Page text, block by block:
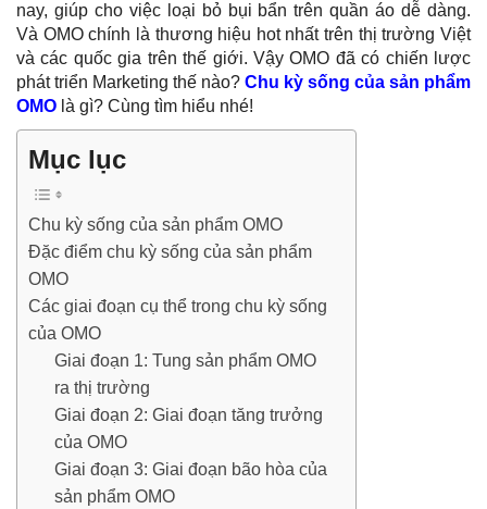
nay, giúp cho việc loại bỏ bụi bẩn trên quần áo dễ dàng.
Và OMO chính là thương hiệu hot nhất trên thị trường Việt
và các quốc gia trên thế giới. Vậy OMO đã có chiến lược
phát triển Marketing thế nào? Chu kỳ sống của sản phẩm
OMO là gì? Cùng tìm hiểu nhé!
Mục lục
Chu kỳ sống của sản phẩm OMO
Đặc điểm chu kỳ sống của sản phẩm
OMO
Các giai đoạn cụ thể trong chu kỳ sống
của OMO
Giai đoạn 1: Tung sản phẩm OMO
ra thị trường
Giai đoạn 2: Giai đoạn tăng trưởng
của OMO
Giai đoạn 3: Giai đoạn bão hòa của
sản phẩm OMO